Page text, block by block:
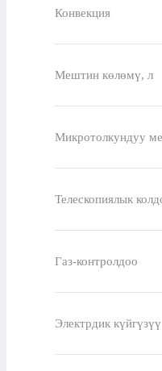
Конвекция
Мештин көлөмү, л
Микротолкундуу
Телескопиялык
Газ-контролдоо
Электрдик күйгүзүү